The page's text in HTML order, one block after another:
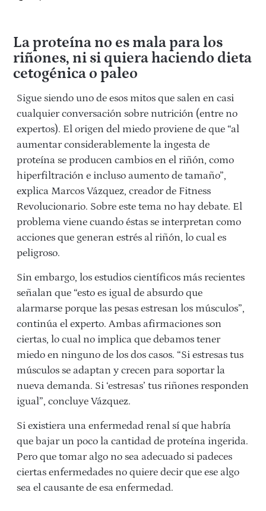
La proteína no es mala para los
riñones, ni si quiera haciendo dieta
cetogénica o paleo
Sigue siendo uno de esos mitos que salen en casi
cualquier conversación sobre nutrición (entre no
expertos). El origen del miedo proviene de que “al
aumentar considerablemente la ingesta de
proteína se producen cambios en el riñón, como
hiperfiltración e incluso aumento de tamaño”,
explica Marcos Vázquez, creador de Fitness
Revolucionario. Sobre este tema no hay debate. El
problema viene cuando éstas se interpretan como
acciones que generan estrés al riñón, lo cual es
peligroso.
Sin embargo, los estudios científicos más recientes
señalan que “esto es igual de absurdo que
alarmarse porque las pesas estresan los músculos”,
continúa el experto. Ambas afirmaciones son
ciertas, lo cual no implica que debamos tener
miedo en ninguno de los dos casos. “Si estresas tus
músculos se adaptan y crecen para soportar la
nueva demanda. Si ‘estresas’ tus riñones responden
igual”, concluye Vázquez.
Si existiera una enfermedad renal sí que habría
que bajar un poco la cantidad de proteína ingerida.
Pero que tomar algo no sea adecuado si padeces
ciertas enfermedades no quiere decir que ese algo
sea el causante de esa enfermedad.